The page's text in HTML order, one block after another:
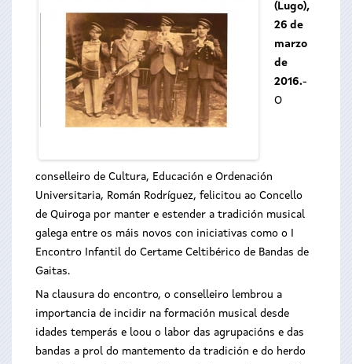
(Lugo),
26 de
marzo
de
2016.-
O
conselleiro de Cultura, Educación e Ordenación
Universitaria, Román Rodríguez, felicitou ao Concello
de Quiroga por manter e estender a tradición musical
galega entre os máis novos con iniciativas como o I
Encontro Infantil do Certame Celtibérico de Bandas de
Gaitas.
Na clausura do encontro, o conselleiro lembrou a
importancia de incidir na formación musical desde
idades temperás e loou o labor das agrupacións e das
bandas a prol do mantemento da tradición e do herdo